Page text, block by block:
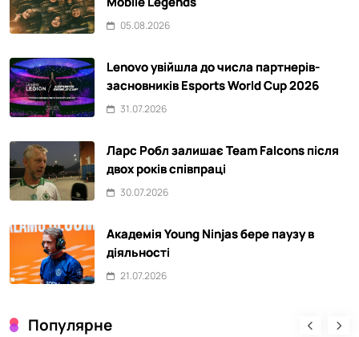
05.08.2026
Lenovo увійшла до числа партнерів-
засновників Esports World Cup 2026
31.07.2026
Ларс Робл залишає Team Falcons після
двох років співпраці
30.07.2026
Академія Young Ninjas бере паузу в
діяльності
21.07.2026
Популярне